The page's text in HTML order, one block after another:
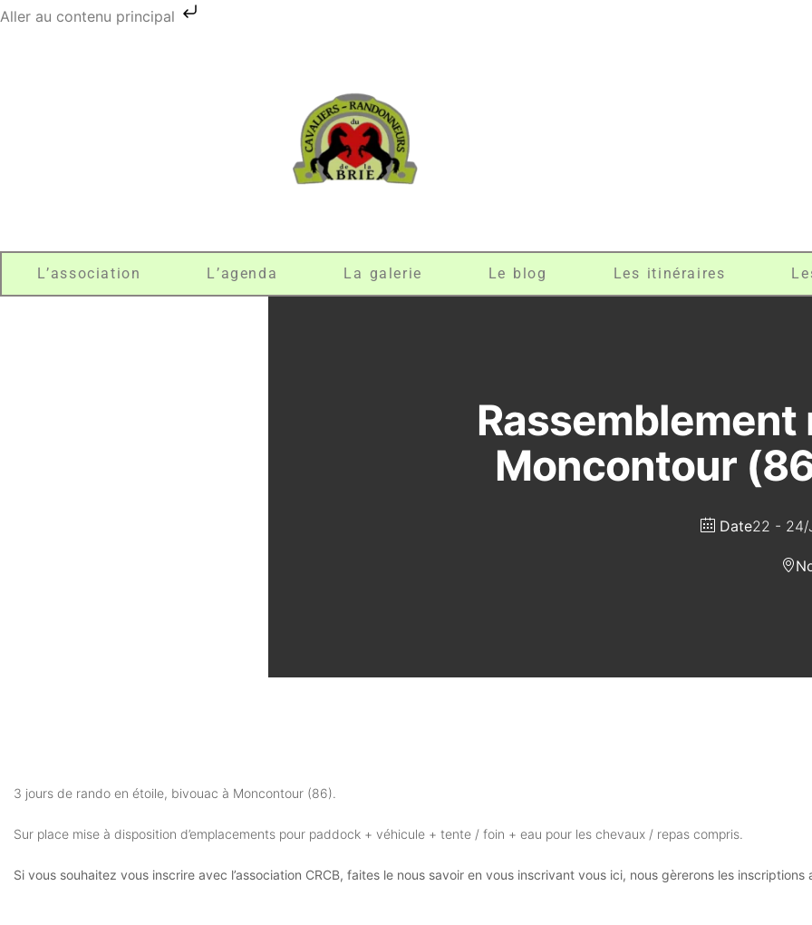
Aller au contenu principal
L’association L’agenda La galerie Le blog Les itinéraires
Rassemblement
Moncontour
Date22 - 24/
3 jours de rando en étoile, bivouac à Moncontour (86).
Sur place mise à disposition d’emplacements pour paddock + véhicule + tente / foin + eau pour les chevaux / repas compris.
Si vous souhaitez vous inscrire avec l’association CRCB, faites le nous savoir en vous inscrivant vous ici, nous gèrerons les inscriptions